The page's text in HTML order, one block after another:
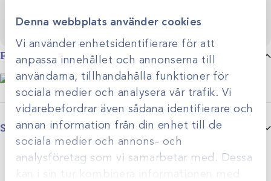
Denna webbplats använder cookies
Vi använder enhetsidentifierare för att
anpassa innehållet och annonserna till
användarna, tillhandahålla funktioner för
sociala medier och analysera vår trafik. Vi
vidarebefordrar även sådana identifierare och
annan information från din enhet till de
sociala medier och annons- och
analysföretag som vi samarbetar med. Dessa
kan i sin tur kombinera informationen med
Produktbeskrivning
Specifikationer
Transparent mini /60m, Grön mini /60m, Lila mini /60m, röd
mini /60m, svart mini /45m, svart mini /60m, blå mini /60m,